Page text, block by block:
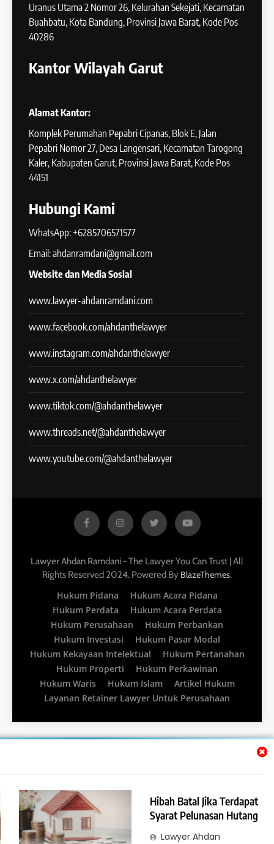
Hibah Batal Jika Terdapat
Syarat Pelunasan Hutang
Lawyer Ahdan
Uranus Utama 2 Nomor 26, Kelurahan Sekejati, Kecamatan
Buahbatu, Kota Bandung, Provinsi Jawa Barat, Kode Pos
40286
Kantor Wilayah Garut
Alamat Kantor:
Komplek Perumahan Pepabri Cipanas, Blok E, Jalan
Pepabri Nomor 27, Desa Langensari, Kecamatan Tarogong
Kaler, Kabupaten Garut, Provinsi Jawa Barat, Kode Pos
44151
Hubungi Kami
WhatsApp: +6285706571577
Email: ahdanramdani@gmail.com
Website dan Media Sosial
www.lawyer-ahdanramdani.com
www.facebook.com/ahdanthelawyer
www.instagram.com/ahdanthelawyer
www.x.com/ahdanthelawyer
www.tiktok.com/@ahdanthelawyer
www.threads.net/@ahdanthelawyer
www.youtube.com/@ahdanthelawyer
Lawyer Ahdan Ramdani - The Lawyer You Can Trust | All
Rights Reserved 2024. Powered By BlazeThemes.
Hukum Pidana
Hukum Acara Pidana
Hukum Perdata
Hukum Acara Perdata
Hukum Perusahaan
Hukum Perbankan
Hukum Investasi
Hukum Pasar Modal
Hukum Kekayaan Intelektual
Hukum Pertanahan
Hukum Properti
Hukum Perkawinan
Hukum Waris
Hukum Islam
Artikel Hukum
Layanan Retainer Lawyer Untuk Perusahaan